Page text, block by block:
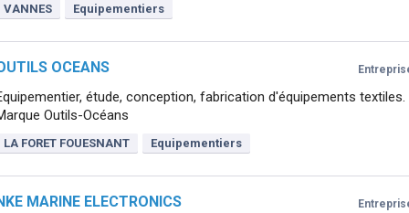
VANNES Equipementiers
OCEANS
étude, conception, fabrication d'équipements textiles.
Outils-Océans
LA FORET FOUESNANT Equipementiers
MARINE ELECTRONICS